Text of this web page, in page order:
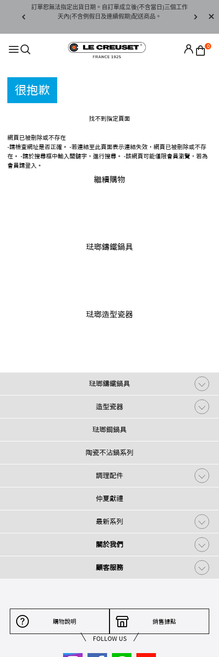
下水)，若
訂單恕無法指定出貨日期。自訂單成立後(不含當日)三個工作
天內(不含例假日及連續假期)配送商品。
請至
0
很抱歉
找不到指定頁面
網頁已被刪除或不存在
-請檢查網址是否正確。 -若連結至此頁面表示連結失效，網頁已被刪除或不存
在。 -請於搜尋框中輸入關鍵字，進行搜尋。 -該網頁可能僅限會員瀏覽，若為
會員請登入。
繼續購物
琺瑯鑄鐵鍋具
琺瑯造型瓷器
琺瑯鑄鐵鍋具
造型瓷器
琺瑯鋼鍋具
陶瓷不沾鍋系列
調理配件
仲夏獻禮
最新系列
關於我們
顧客服務
購物說明 銷售據點
FOLLOW US